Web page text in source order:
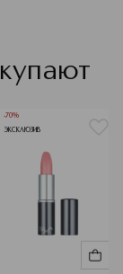
-70%
ЭКСКЛЮЗИВ